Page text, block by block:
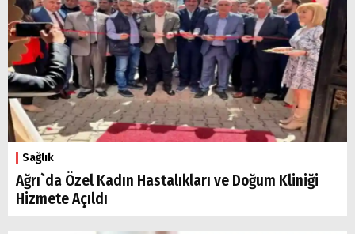
Sağlık
Ağrı`da Özel Kadın Hastalıkları ve Doğum Kliniği
Hizmete Açıldı